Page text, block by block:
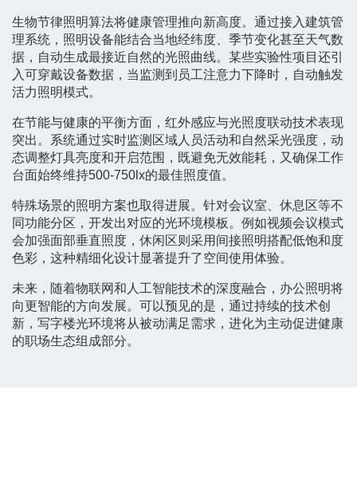
生物节律照明算法将健康管理推向新高度。通过接入建筑管
理系统，照明设备能结合当地经纬度、季节变化甚至天气数
据，自动生成最接近自然的光照曲线。某些实验性项目还引
入可穿戴设备数据，当监测到员工注意力下降时，自动触发
活力照明模式。
在节能与健康的平衡方面，红外感应与光照度联动技术表现
突出。系统通过实时监测区域人员活动和自然采光强度，动
态调整灯具亮度和开启范围，既避免无效能耗，又确保工作
台面始终维持500-750lx的最佳照度值。
特殊场景的照明方案也取得进展。针对会议室、休息区等不
同功能分区，开发出对应的光环境模板。例如视频会议模式
会加强面部垂直照度，休闲区则采用间接照明搭配低饱和度
色彩，这种精细化设计显著提升了空间使用体验。
未来，随着物联网和人工智能技术的深度融合，办公照明将
向更智能的方向发展。可以预见的是，通过持续的技术创
新，写字楼光环境将从被动满足需求，进化为主动促进健康
的职场生态组成部分。